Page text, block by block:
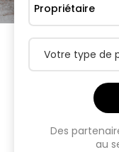
Propriétaire
Votre type de
Des
au